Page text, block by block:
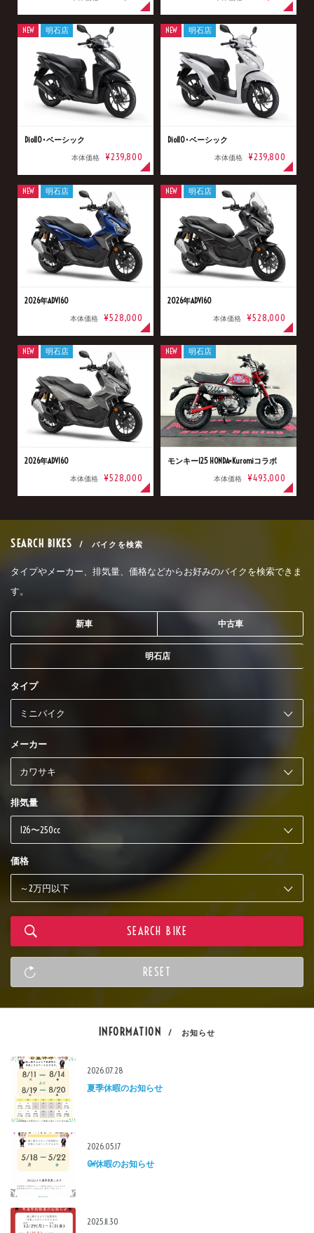
Dio110･ベーシック
本体価格 ¥239,800
NEW 明石店
Dio110･ベーシック
本体価格 ¥239,800
NEW 明石店
2026年ADV160
本体価格 ¥528,000
NEW 明石店
2026年ADV160
本体価格 ¥528,000
NEW 明石店
2026年ADV160
本体価格 ¥528,000
NEW 明石店
モンキー125 HONDA×Kuromiコラボ
本体価格 ¥493,000
NEW 明石店
SEARCH BIKES / バイクを検索
タイプやメーカー、排気量、価格などからお好みのバイクを検索できま
す。
新車 中古車
明石店
タイプ
メーカー
排気量
価格
INFORMATION / お知らせ
2026.07.28
夏季休暇のお知らせ
2026.05.17
GW休暇のお知らせ
2025.11.30